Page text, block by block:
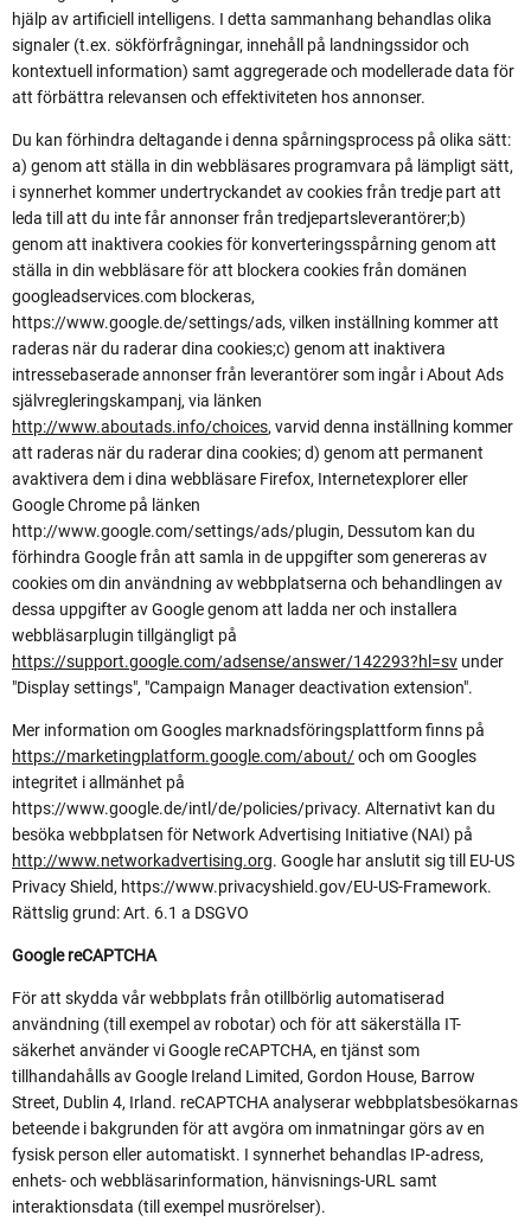
hjälp av artificiell intelligens. I detta sammanhang behandlas olika
signaler (t.ex. sökförfrågningar, innehåll på landningssidor och
kontextuell information) samt aggregerade och modellerade data för
att förbättra relevansen och effektiviteten hos annonser.
Du kan förhindra deltagande i denna spårningsprocess på olika sätt:
a) genom att ställa in din webbläsares programvara på lämpligt sätt,
i synnerhet kommer undertryckandet av cookies från tredje part att
leda till att du inte får annonser från tredjepartsleverantörer;b)
genom att inaktivera cookies för konverteringsspårning genom att
ställa in din webbläsare för att blockera cookies från domänen
googleadservices.com blockeras,
https://www.google.de/settings/ads, vilken inställning kommer att
raderas när du raderar dina cookies;c) genom att inaktivera
intressebaserade annonser från leverantörer som ingår i About Ads
självregleringskampanj, via länken
http://www.aboutads.info/choices, varvid denna inställning kommer
att raderas när du raderar dina cookies; d) genom att permanent
avaktivera dem i dina webbläsare Firefox, Internetexplorer eller
Google Chrome på länken
http://www.google.com/settings/ads/plugin, Dessutom kan du
förhindra Google från att samla in de uppgifter som genereras av
cookies om din användning av webbplatserna och behandlingen av
dessa uppgifter av Google genom att ladda ner och installera
webbläsarplugin tillgängligt på
https://support.google.com/adsense/answer/142293?hl=sv under
"Display settings", "Campaign Manager deactivation extension".
Mer information om Googles marknadsföringsplattform finns på
https://marketingplatform.google.com/about/och om Googles
integritet i allmänhet på
https://www.google.de/intl/de/policies/privacy. Alternativt kan du
besöka webbplatsen för Network Advertising Initiative (NAI) på
http://www.networkadvertising.org. Google har anslutit sig till EU-US
Privacy Shield, https://www.privacyshield.gov/EU-US-Framework.
Rättslig grund: Art. 6.1 a DSGVO
Google reCAPTCHA
För att skydda vår webbplats från otillbörlig automatiserad
användning (till exempel av robotar) och för att säkerställa IT-
säkerhet använder vi Google reCAPTCHA, en tjänst som
tillhandahålls av Google Ireland Limited, Gordon House, Barrow
Street, Dublin 4, Irland. reCAPTCHA analyserar webbplatsbesökarnas
beteende i bakgrunden för att avgöra om inmatningar görs av en
fysisk person eller automatiskt. I synnerhet behandlas IP-adress,
enhets- och webbläsarinformation, hänvisnings-URL samt
interaktionsdata (till exempel musrörelser).